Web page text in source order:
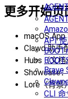
API
Brave
CLI
更多开始页
macOS
Clawd 助
Hubs（文
Showcase
Lore（背